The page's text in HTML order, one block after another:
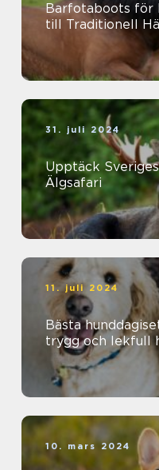
Barfotaboots för
till Traditionell
31. juli 2024
Upptäck
Älgsafari
11. juli 2024
Bästa
trygg och lekfull
10. mars 2024